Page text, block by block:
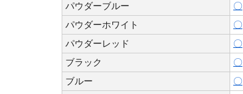
パウダーブルー
〇
パウダーホワイト
〇
パウダーレッド
〇
ブラック
〇
ブルー
〇